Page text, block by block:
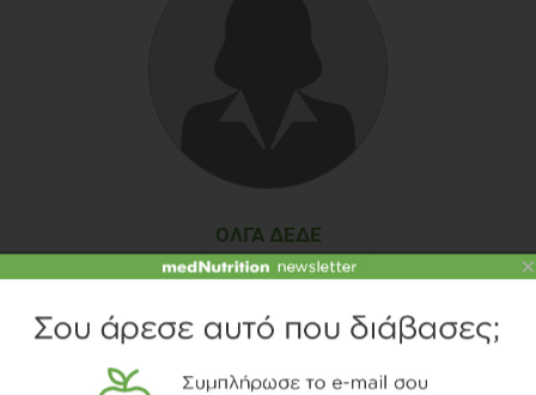
ΌΛΓΑ ΔΈΔΕ
Διαιτολόγος - Διατροφολόγος
×